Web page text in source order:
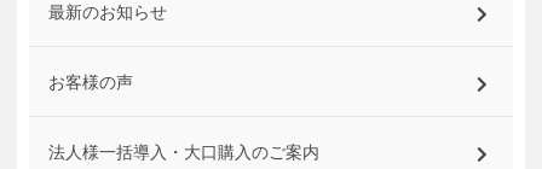
最新のお知らせ
お客様の声
法人様一括導入・大口購入のご案内